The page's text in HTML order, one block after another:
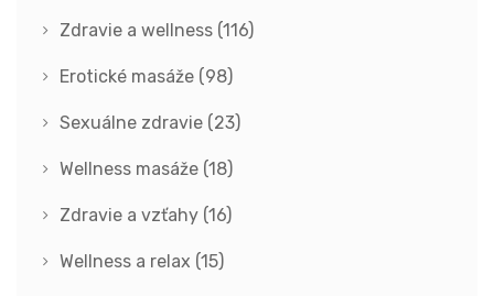
Zdravie a wellness (116)
Erotické masáže (98)
Sexuálne zdravie (23)
Wellness masáže (18)
Zdravie a vzťahy (16)
Wellness a relax (15)